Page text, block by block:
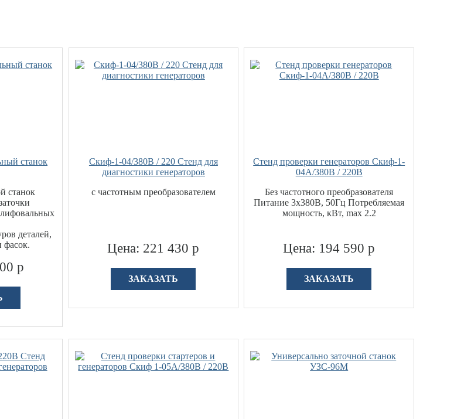
станок
станок
деталей,
фасок.
р
Скиф-1-04/380В / 220 Стенд для
диагностики генераторов
с частотным преобразователем
Цена: 221 430 р
ЗАКАЗАТЬ
Стенд проверки генераторов Скиф-1-
04А/380В / 220В
Без частотного преобразователя
Питание 3х380В, 50Гц Потребляемая
мощность, кВт, max 2.2
Цена: 194 590 р
ЗАКАЗАТЬ